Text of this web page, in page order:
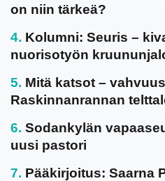
on niin tärkeä?
Kolumni: Seuris –
nuorisotyön
Mitä katsot –
Raskinnanrannan
Sodankylän
uusi pastori
Pääkirjoitus: Saarna